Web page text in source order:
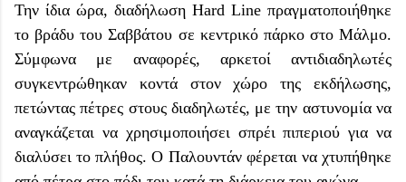
Την ίδια ώρα, διαδήλωση Hard Line πραγματοποιήθηκε
το βράδυ του Σαββάτου σε κεντρικό πάρκο στο Μάλμο.
Σύμφωνα με αναφορές, αρκετοί αντιδιαδηλωτές
συγκεντρώθηκαν κοντά στον χώρο της εκδήλωσης,
πετώντας πέτρες στους διαδηλωτές, με την αστυνομία να
αναγκάζεται να χρησιμοποιήσει σπρέι πιπεριού για να
διαλύσει το πλήθος. Ο Παλουντάν φέρεται να χτυπήθηκε